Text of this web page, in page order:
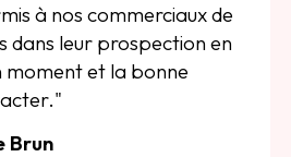
à nos commerciaux de
dans leur prospection en
et la bonne
Brun